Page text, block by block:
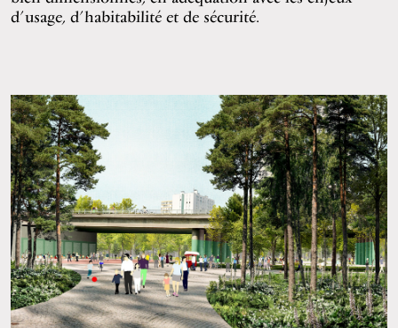
d’usage, d’habitabilité et de sécurité.